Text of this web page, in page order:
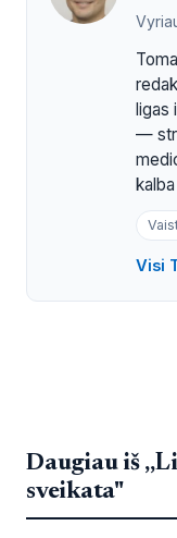
—
Visi
Daugiau iš
sveikata"